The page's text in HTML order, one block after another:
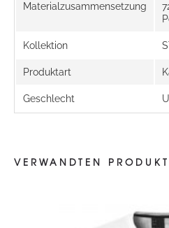
Materialzusammensetzung
Kollektion
Produktart
Geschlecht
VERWANDTEN